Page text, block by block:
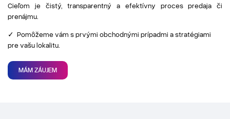
Cieľom je čistý, transparentný a efektívny proces predaja či
prenájmu.
✓ Pomôžeme vám s prvými obchodnými prípadmi a stratégiami
pre vašu lokalitu.
MÁM ZÁUJEM